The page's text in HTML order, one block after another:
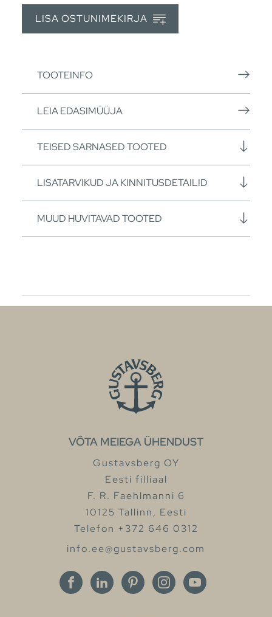
LISA OSTUNIMEKIRJA
TOOTEINFO
LEIA EDASIMÜÜJA
TEISED SARNASED TOOTED
LISATARVIKUD JA KINNITUSDETAILID
MUUD HUVITAVAD TOOTED
VÕTA MEIEGA ÜHENDUST
Gustavsberg OY
Eesti filliaal
F. R. Faehlmanni 6
10125 Tallinn, Eesti
Telefon +372 646 0312
info.ee@gustavsberg.com